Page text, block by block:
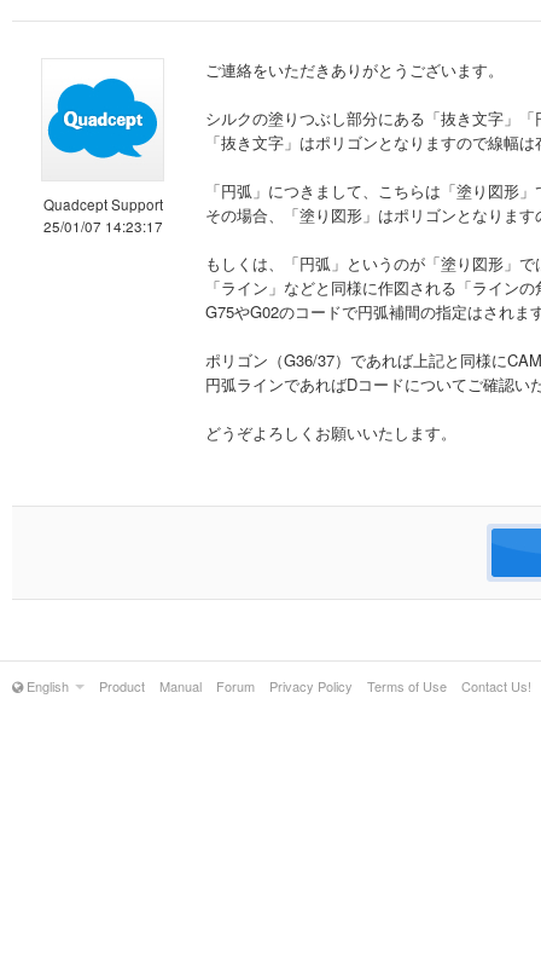
Quadcept Support
25/01/07 14:23:17
ご連絡をいただきありがとうございます。
シルクの塗りつぶし部分にある「抜き文字」
「抜き文字」はポリゴンとなりますので線幅
「円弧」につきまして、こちらは「塗り図形
その場合、「塗り図形」はポリゴンとなりま
もしくは、「円弧」というのが「塗り図形」で
「ライン」などと同様に作図される「ライン
G75やG02のコードで円弧補間の指定はされ
ポリゴン（G36/37）であれば上記と同様に
円弧ラインであればDコードについてご確認い
どうぞよろしくお願いいたします。
English Product Manual Forum Privacy Policy Terms of Use Contact Us!